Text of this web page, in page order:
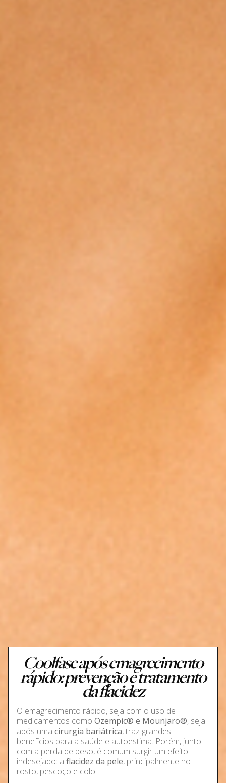
Coolfase após emagrecimento
rápido: prevenção e tratamento
da flacidez
O emagrecimento rápido, seja com o uso de
medicamentos como Ozempic® e Mounjaro®, seja
após uma cirurgia bariátrica, traz grandes
benefícios para a saúde e autoestima. Porém, junto
com a perda de peso, é comum surgir um efeito
indesejado: a flacidez da pele, principalmente no
rosto, pescoço e colo.